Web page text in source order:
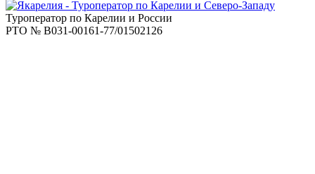
Туроператор по Карелии и России
РТО № В031-00161-77/01502126